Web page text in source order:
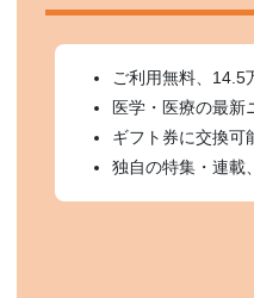
ご利用無料、14.5
医学・医療の最新
ギフト券に交換可
独自の特集・連載